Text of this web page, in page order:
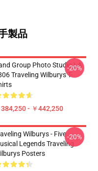
製品
Group Photo Studio LA
Traveling Wilburys T-
384,250 - ￥442,250
-20%
Wilburys - Five
Legends Traveling
Posters
-20%